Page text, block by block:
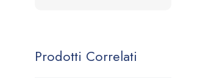
Prodotti Correlati